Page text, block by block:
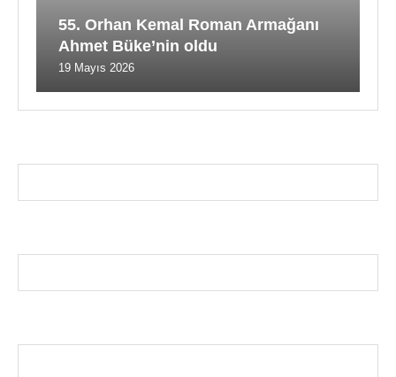
55. Orhan Kemal Roman Armağanı
Ahmet Büke’nin oldu
19 Mayıs 2026